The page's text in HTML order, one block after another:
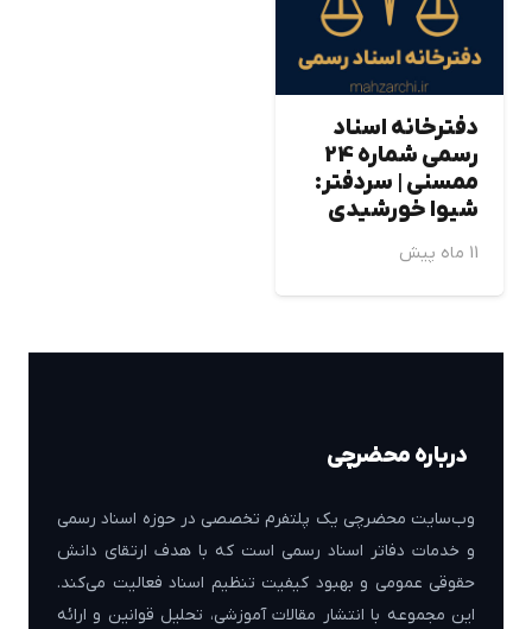
دفترخانه اسناد
رسمی شماره 24
ممسني | سردفتر:
شيوا خورشيدي
11 ماه پیش
درباره محضرچی
وب‌سایت محضرچی یک پلتفرم تخصصی در حوزه اسناد رسمی
و خدمات دفاتر اسناد رسمی است که با هدف ارتقای دانش
حقوقی عمومی و بهبود کیفیت تنظیم اسناد فعالیت می‌کند.
این مجموعه با انتشار مقالات آموزشی، تحلیل قوانین و ارائه